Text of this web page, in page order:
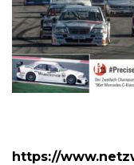
https://